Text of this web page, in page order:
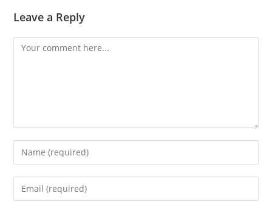
Leave a Reply
Comment
Enter
your
name
Enter
your